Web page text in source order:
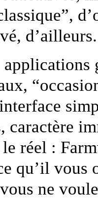
d’ailleurs.
caractère
réel :
qu’il vous
ne